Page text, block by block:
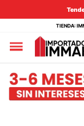
TIENDA: